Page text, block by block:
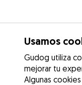
Usamos
Gudog utiliza
mejorar tu
Algunas